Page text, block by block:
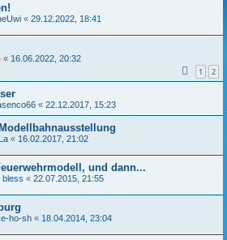
« 29.12.2022, 18:41
« 16.06.2022, 20:32
1 2
« 22.12.2017, 15:23
« 16.02.2017, 21:02
und dann...
bless « 22.07.2015, 21:55
ho-sh « 18.04.2014, 23:04